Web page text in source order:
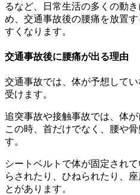
るなど、日常生活の多くの動
め、交通事故後の腰痛を放置
すくなります。
交通事故後に腰痛が出る理由
交通事故では、体が予想して
受けます。
追突事故や接触事故では、体
この時、首だけでなく、腰や
す。
シートベルトで体が固定され
らされたり、ひねられたり、
とがあります。